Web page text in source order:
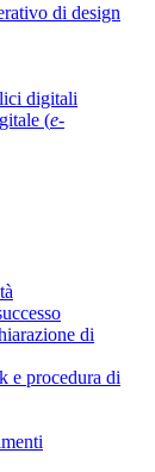
di design
digitali
(e-
di
e procedura di